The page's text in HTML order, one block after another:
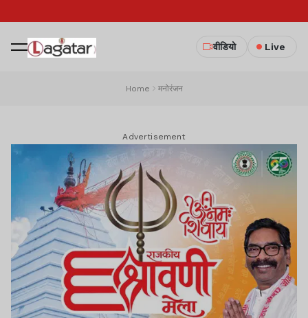
वीडियो Live
Home मनोरंजन
Advertisement